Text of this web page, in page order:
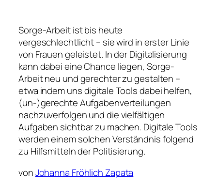
Sorge-Arbeit ist bis heute
vergeschlechtlicht – sie wird in erster Linie
von Frauen geleistet. In der Digitalisierung
kann dabei eine Chance liegen, Sorge-
Arbeit neu und gerechter zu gestalten –
etwa indem uns digitale Tools dabei helfen,
(un-)gerechte Aufgabenverteilungen
nachzuverfolgen und die vielfältigen
Aufgaben sichtbar zu machen. Digitale Tools
werden einem solchen Verständnis folgend
zu Hilfsmitteln der Politisierung.
vonJohanna Fröhlich Zapata